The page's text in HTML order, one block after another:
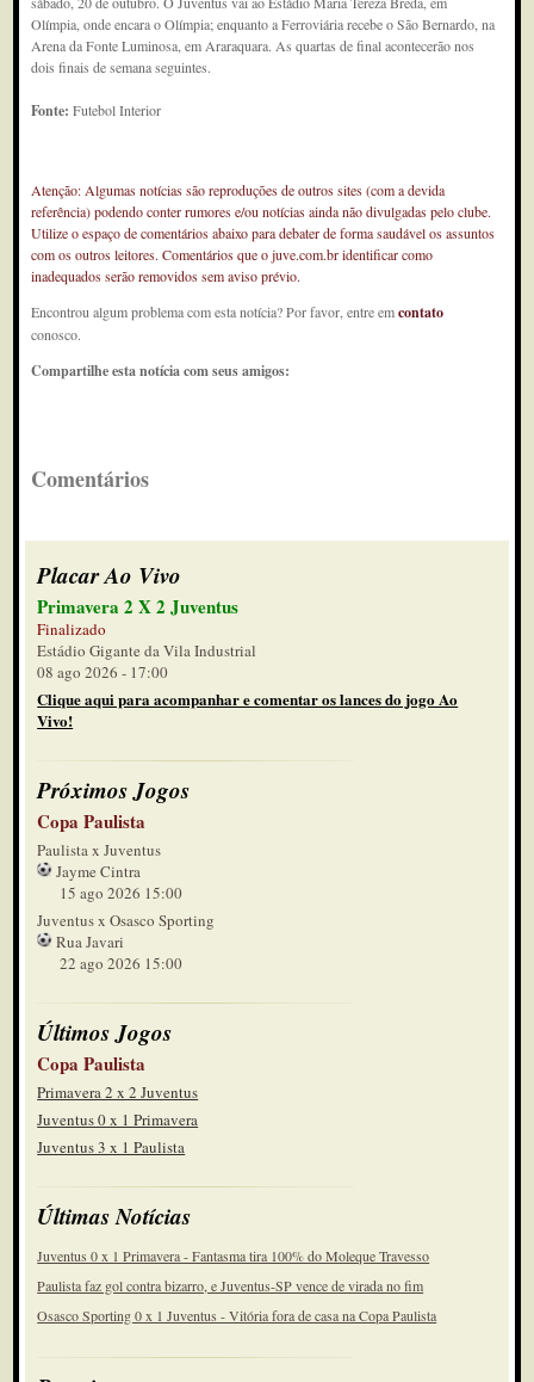
Olímpia, onde encara o Olímpia; enquanto a Ferroviária recebe o São Bernardo, na
Arena da Fonte Luminosa, em Araraquara. As quartas de final acontecerão nos
dois finais de semana seguintes.
Fonte:Futebol Interior
Atenção: Algumas notícias são reproduções de outros sites (com a devida
referência) podendo conter rumores e/ou notícias ainda não divulgadas pelo clube.
Utilize o espaço de comentários abaixo para debater de forma saudável os assuntos
com os outros leitores. Comentários que o juve.com.br identificar como
inadequados serão removidos sem aviso prévio.
Encontrou algum problema com esta notícia? Por favor, entre emcontato
conosco.
Compartilhe esta notícia com seus amigos:
Comentários
Placar Ao Vivo
Primavera 2 X 2 Juventus
Finalizado
Estádio Gigante da Vila Industrial
08 ago 2026 - 17:00
Clique aqui para acompanhar e comentar os lances do jogo Ao
Vivo!
Próximos Jogos
Copa Paulista
Paulista x Juventus
Jayme Cintra
15 ago 2026 15:00
Juventus x Osasco Sporting
Rua Javari
22 ago 2026 15:00
Últimos Jogos
Copa Paulista
Primavera 2 x 2 Juventus
Juventus 0 x 1 Primavera
Juventus 3 x 1 Paulista
Últimas Notícias
Juventus 0 x 1 Primavera - Fantasma tira 100% do Moleque Travesso
Paulista faz gol contra bizarro, e Juventus-SP vence de virada no fim
Osasco Sporting 0 x 1 Juventus - Vitória fora de casa na Copa Paulista